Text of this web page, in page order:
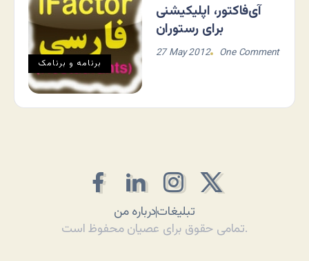
برنامه و برنامک
آی‌فاکتور، اپلیکیشنی
برای رستوران
27 May 2012 One Comment
درباره منتبلیغات
تمامی حقوق برای عصیان محفوظ است.